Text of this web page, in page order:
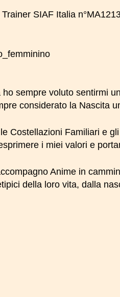
SIAF Italia
sempre voluto sentirmi
considerato la Nascita
Costellazioni Familiari e
i miei valori e
Anime in
della loro vita, dalla